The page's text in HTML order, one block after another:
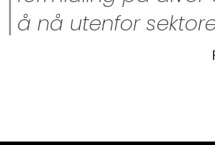
å nå utenfor